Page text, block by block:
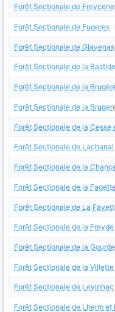
Forêt Sectionale de
Forêt Sectionale de Fugeres
Forêt Sectionale de Glavenas
Forêt Sectionale de la Bastide
Forêt Sectionale de la
Forêt Sectionale de la
Forêt Sectionale de la Cesse
Forêt Sectionale de Lachanal
Forêt Sectionale de la
Forêt Sectionale de la
Forêt Sectionale de La
Forêt Sectionale de la Freyde
Forêt Sectionale de la
Forêt Sectionale de la Villette
Forêt Sectionale de Levinhac
Forêt Sectionale de Lherm